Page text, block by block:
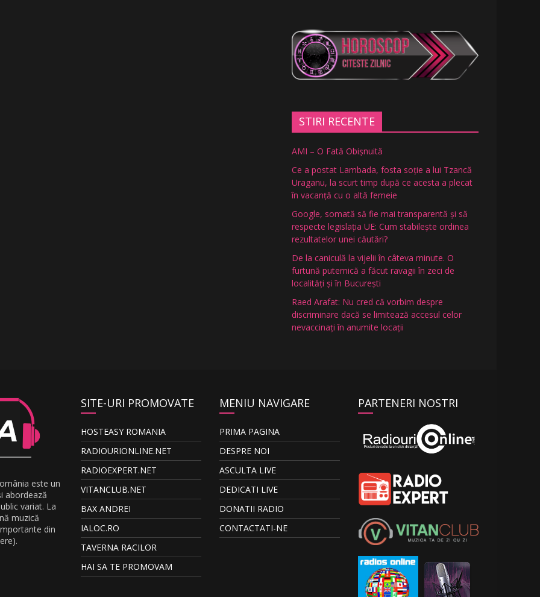
STIRI RECENTE
AMI – O Fată Obişnuită
Ce a postat Lambada, fosta soție a lui Tzancă
Uraganu, la scurt timp după ce acesta a plecat
în vacanță cu o altă femeie
Google, somată să fie mai transparentă și să
respecte legislația UE: Cum stabilește ordinea
rezultatelor unei căutări?
De la caniculă la vijelii în câteva minute. O
furtună puternică a făcut ravagii în zeci de
localități și în București
Raed Arafat: Nu cred că vorbim despre
discriminare dacă se limitează accesul celor
nevaccinați în anumite locații
este un
abordează
variat. La
muzică
din
SITE-URI PROMOVATE
HOSTEASY ROMANIA
RADIOURIONLINE.NET
RADIOEXPERT.NET
VITANCLUB.NET
BAX ANDREI
IALOC.RO
TAVERNA RACILOR
HAI SA TE PROMOVAM
MENIU NAVIGARE
PRIMA PAGINA
DESPRE NOI
ASCULTA LIVE
DEDICATI LIVE
DONATII RADIO
CONTACTATI-NE
PARTENERI NOSTRI